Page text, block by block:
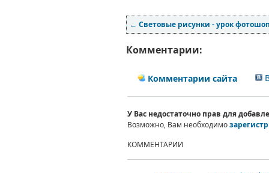
← Световые рисунки - урок
Комментарии:
Комментарии сайта
У Вас недостаточно прав для
Возможно, Вам необходимо
КОММЕНТАРИИ